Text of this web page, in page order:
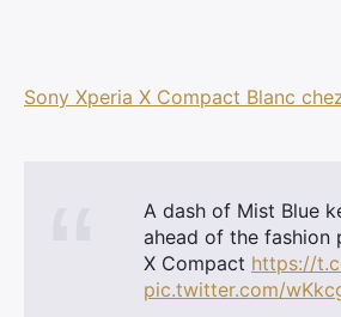
Sony Xperia X Compact Blanc
A dash of Mist Blue
ahead of the fashion
X Compact https://
pic.twitter.com/
Rechercher